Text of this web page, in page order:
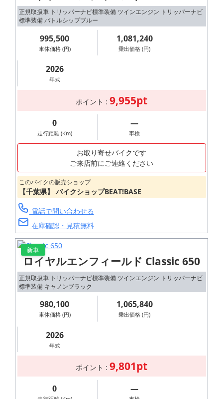
正規取扱車 トリッパーナビ標準装備 ツインエンジン トリッパーナビ
標準装備 バトルシップブルー
995,500
車体価格 (円)
1,081,240
乗出価格 (円)
2026
年式
ポイント : 9,955pt
0
走行距離 (Km)
―
車検
お取り寄せバイクです
ご来店前にご連絡ください
このバイクの販売ショップ
【千葉県】 バイクショップBEAT!BASE
電話で問い合わせる
在庫確認・見積無料
新車
ロイヤルエンフィールド Classic 650
正規取扱車 トリッパーナビ標準装備 ツインエンジン トリッパーナビ
標準装備 キャノンブラック
980,100
車体価格 (円)
1,065,840
乗出価格 (円)
2026
年式
ポイント : 9,801pt
0 ―